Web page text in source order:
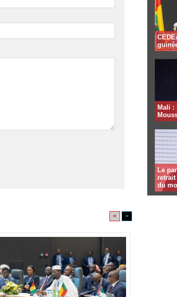
< >
Mali :
Le
du